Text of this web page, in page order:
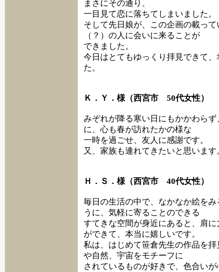
まさにその通り、
一目見て恋に落ちてしまいました。
そして先日娘が、この企画の載っ
（？）の人に会いに来ることが
できました。
今日はとてもゆっくり拝見できて
た。
Ｋ．Ｙ．様（西宮市 50代女性）
みぞれが降る寒い日にもかかわら
に、心も春が訪れたかの様な
一時を過ごせ、友人に感謝です。
又、家族も連れてきたいと思います
Ｈ．Ｓ．様（西宮市 40代女性）
毎日の生活の中で、なかなか絵を
うに、気軽に寄ることのできる
すてきな空間が身近にあると、肩
ができて、本当に嬉しいです。
私は、はじめて笹倉先生の作品を
や自然、宇宙をモチーフに
されているものが好きで、色合い